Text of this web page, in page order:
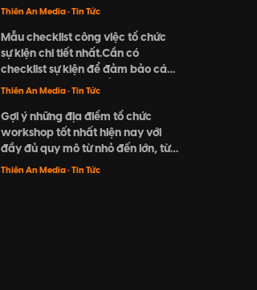
dịp cuối năm này.
nghiệp? Khám phá ngay "Top 20
tượng nhất" của Thiên An Media
với những ý tưởng sáng tạo, ngắn
gọn và dễ nhớ.
Thiên An Media• Tin Tức
Mẫu checklist công việc tổ chức
sự kiện chi tiết nhất.Cần có
checklist sự kiện để đảm bảo các
đầu mục đã được kiểm tra cũng
nào.
Thiên An Media• Tin Tức
Gợi ý những địa điểm tổ chức
workshop tốt nhất hiện nay với
đầy đủ quy mô từ nhỏ đến lớn, từ
không gian ngoài trời cho đến
Thiên An Media• Tin Tức